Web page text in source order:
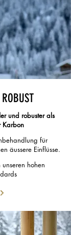
und robuster als
Karbon
für
äussere Einflüsse.
hohen